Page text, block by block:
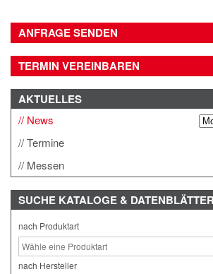
ANFRAGE SENDEN
TERMIN VEREINBAREN
AKTUELLES
News
Termine
Messen
SUCHE KATALOGE & DATENBLÄTTER
nach Produktart
nach Hersteller